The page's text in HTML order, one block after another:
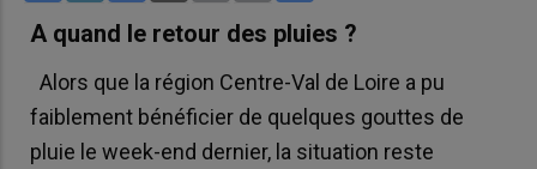
A quand le retour des pluies ?
Alors que la région Centre-Val de Loire a pu
faiblement bénéficier de quelques gouttes de
pluie le week-end dernier, la situation reste